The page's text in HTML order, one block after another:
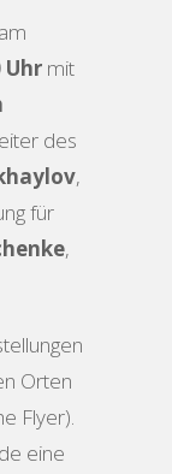
Uhr mit
des
,
für
,
Orten
Flyer).
eine